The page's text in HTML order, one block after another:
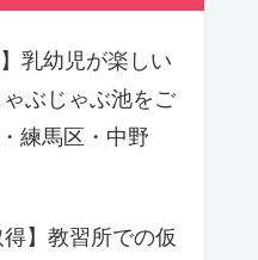
乳幼児が楽しい
ぶじゃぶ池をご
練馬区・中野
】教習所での仮